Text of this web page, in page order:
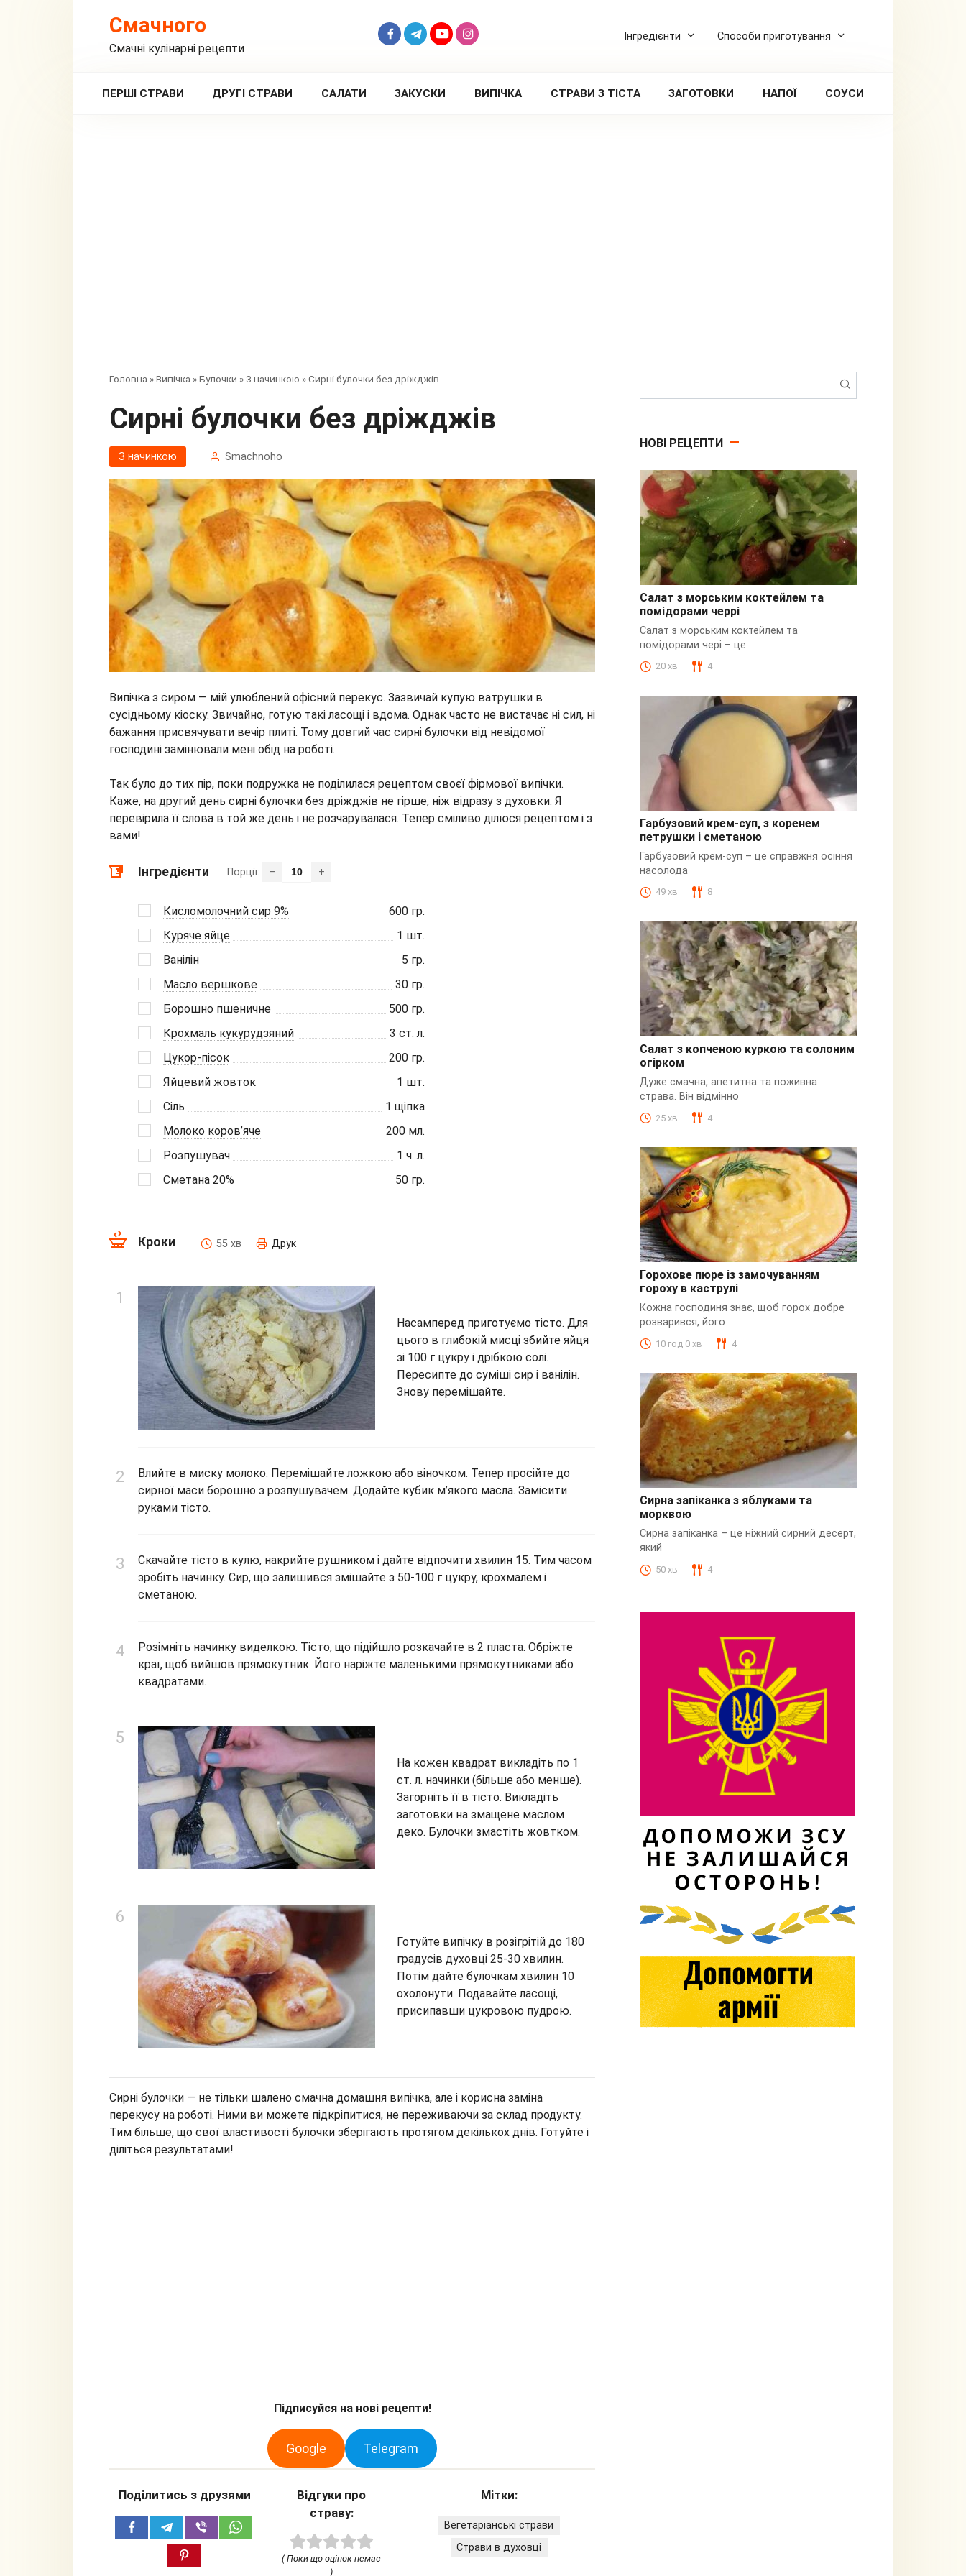
Смачного
Смачні кулінарні рецепти
Інгредієнти Способи приготування
ПЕРШІ СТРАВИ ДРУГІ СТРАВИ САЛАТИ ЗАКУСКИ ВИПІЧКА СТРАВИ З ТІСТА ЗАГОТОВКИ НАПОЇ СОУСИ
Головна »Випічка »Булочки » З начинкою »Сирні булочки без дріжджів
Сирні булочки без дріжджів
З начинкою Smachnoho
Випічка з сиром — мій улюблений офісний перекус. Зазвичай купую ватрушки в
сусідньому кіоску. Звичайно, готую такі ласощі і вдома. Однак часто не вистачає ні сил, ні
бажання присвячувати вечір плиті. Тому довгий час сирні булочки від невідомої
господині замінювали мені обід на роботі.
Так було до тих пір, поки подружка не поділилася рецептом своєї фірмової випічки.
Каже, на другий день сирні булочки без дріжджів не гірше, ніж відразу з духовки. Я
перевірила її слова в той же день і не розчарувалася. Тепер сміливо ділюся рецептом і з
вами!
Інгредієнти Порції: – +
Кисломолочний сир 9% 600 гр.
Куряче яйце
1 шт.
Ванілін
5 гр.
Масло вершкове
30 гр.
Борошно пшеничне
500 гр.
Крохмаль кукурудзяний
3 ст. л.
Цукор-пісок
200 гр.
Яйцевий жовток
1 шт.
Сіль
1 щіпка
Молоко коров’яче
200 мл.
Розпушувач
1 ч. л.
Сметана 20%
50 гр.
Кроки 55 хв Друк
Насамперед приготуємо тісто. Для
цього в глибокій мисці збийте яйця
зі 100 г цукру і дрібкою солі.
Пересипте до суміші сир і ванілін.
Знову перемішайте.
Влийте в миску молоко. Перемішайте ложкою або віночком. Тепер просійте до
сирної маси борошно з розпушувачем. Додайте кубик м’якого масла. Замісити
руками тісто.
Скачайте тісто в кулю, накрийте рушником і дайте відпочити хвилин 15. Тим часом
зробіть начинку. Сир, що залишився змішайте з 50-100 г цукру, крохмалем і
сметаною.
Розімніть начинку виделкою. Тісто, що підійшло розкачайте в 2 пласта. Обріжте
краї, щоб вийшов прямокутник. Його наріжте маленькими прямокутниками або
квадратами.
На кожен квадрат викладіть по 1
ст. л. начинки (більше або менше).
Загорніть її в тісто. Викладіть
заготовки на змащене маслом
деко. Булочки змастіть жовтком.
Готуйте випічку в розігрітій до 180
градусів духовці 25-30 хвилин.
Потім дайте булочкам хвилин 10
охолонути. Подавайте ласощі,
присипавши цукровою пудрою.
Сирні булочки — не тільки шалено смачна домашня випічка, але і корисна заміна
перекусу на роботі. Ними ви можете підкріпитися, не переживаючи за склад продукту.
Тим більше, що свої властивості булочки зберігають протягом декількох днів. Готуйте і
діліться результатами!
Підписуйся на нові рецепти!
Google Telegram
Поділитись з друзями
Відгуки про
страву:
( Поки що оцінок немає
)
Мітки:
Вегетаріанські страви
Страви в духовці
НОВІ РЕЦЕПТИ
З кальмарами
Салат з морським коктейлем та
помідорами черрі
Салат з морським коктейлем та
помідорами чері – це
20 хв 4
Гарбузовий
Гарбузовий крем-суп, з коренем
петрушки і сметаною
Гарбузовий крем-суп – це справжня осіння
насолода
49 хв 8
З куркою
Салат з копченою куркою та солоним
огірком
Дуже смачна, апетитна та поживна
страва. Він відмінно
25 хв 4
Пюре
Горохове пюре із замочуванням
гороху в каструлі
Кожна господиня знає, щоб горох добре
розварився, його
10 год 0 хв 4
Сирна
Сирна запіканка з яблуками та
морквою
Сирна запіканка – це ніжний сирний десерт,
який
50 хв 4